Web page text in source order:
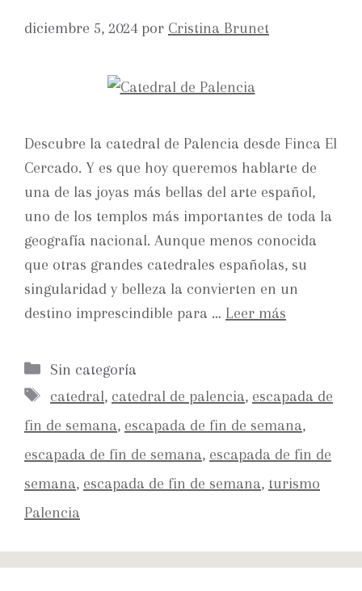
diciembre 5, 2024 por Cristina Brunet
Descubre la catedral de Palencia desde Finca El
Cercado. Y es que hoy queremos hablarte de
una de las joyas más bellas del arte español,
uno de los templos más importantes de toda la
geografía nacional. Aunque menos conocida
que otras grandes catedrales españolas, su
singularidad y belleza la convierten en un
destino imprescindible para … Leer más
Sin categoría
catedral, catedral de palencia, escapada de
fin de semana, escapada de fin de semana,
escapada de fin de semana, escapada de fin de
semana, escapada de fin de semana, turismo
Palencia